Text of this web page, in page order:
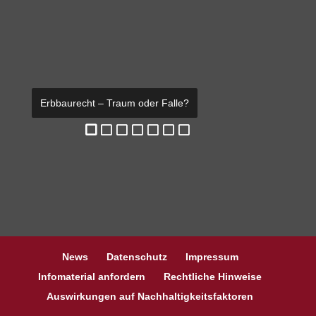
Erbbaurecht – Traum oder Falle?
Rohstoffe – Hüter & Weiser
Kapitalpuffer-Abschaffung: Was ändert
sich?
Kryptowährungen – Digitale Assets
Immobilienverkauf: Überpreisung kostet
9-Euro-Ticket: Ziel erreicht?
Bitcoin – Anstieg : Wie stabil ?
News Datenschutz
Impressum
Infomaterial anfordern
Rechtliche Hinweise
Auswirkungen auf Nachhaltigkeitsfaktoren